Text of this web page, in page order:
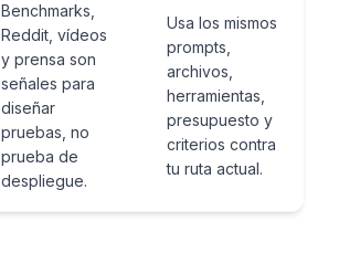
Benchmarks,
Reddit, vídeos
y prensa son
señales para
diseñar
pruebas, no
prueba de
despliegue.
Usa los mismos
prompts,
archivos,
herramientas,
presupuesto y
criterios contra
tu ruta actual.